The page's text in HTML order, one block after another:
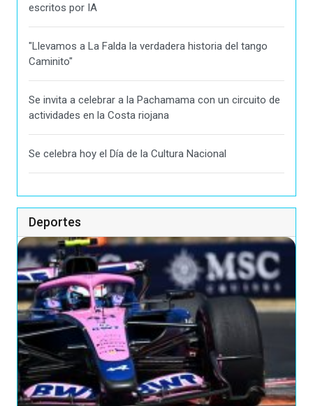
escritos por IA
"Llevamos a La Falda la verdadera historia del tango
Caminito"
Se invita a celebrar a la Pachamama con un circuito de
actividades en la Costa riojana
Se celebra hoy el Día de la Cultura Nacional
Deportes